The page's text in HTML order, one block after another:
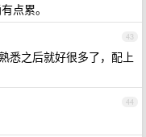
点累。
43
悉之后就好很多了，配上
44